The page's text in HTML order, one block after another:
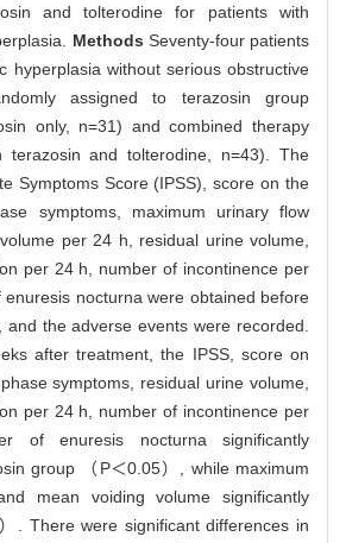
and tolterodine for patients with
Methods Seventy-four patients
hyperplasia without serious obstructive
assigned to terazosin group
only, n=31) and combined therapy
terazosin and tolterodine, n=43). The
Symptoms Score (IPSS), score on the
symptoms, maximum urinary flow
per 24 h, residual urine volume,
per 24 h, number of incontinence per
nocturna were obtained before
the adverse events were recorded.
after treatment, the IPSS, score on
symptoms, residual urine volume,
per 24 h, number of incontinence per
of enuresis nocturna significantly
group （P＜0.05）, while maximum
mean voiding volume significantly
. There were significant differences in